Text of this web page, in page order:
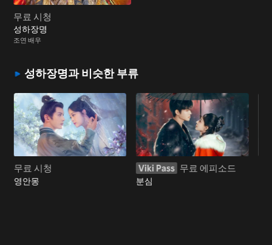
무료 시청
성하장명
조연 배우
성하장명과 비슷한 부류
무료 시청
영안몽
Viki Pass 무료 에피소드
분심